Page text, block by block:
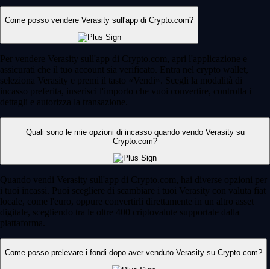
Come posso vendere Verasity sull'app di Crypto.com?
Per vendere Verasity sull'app di Crypto.com, apri l'applicazione e
assicurati che il tuo account sia verificato. Entra nel crypto wallet,
seleziona Verasity e premi il tasto «Vendi». Scegli la modalità di
incasso preferita, inserisci l'importo che vuoi convertire, controlla i
dettagli e autorizza la transazione.
Quali sono le mie opzioni di incasso quando vendo Verasity su
Crypto.com?
Quando vendi Verasity sull'app di Crypto.com, hai diverse opzioni per
i tuoi incassi. Puoi scegliere di scambiare i tuoi Verasity con valuta fiat
locale, come l'euro, oppure convertirli direttamente in un altro asset
digitale, scegliendo tra le oltre 400 criptovalute supportate dalla
piattaforma.
Come posso prelevare i fondi dopo aver venduto Verasity su Crypto.com?